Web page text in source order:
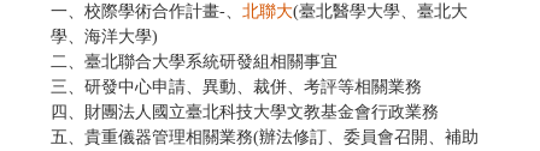
一、 校際學術合作計畫- 北聯大(臺北醫學大學、臺北大
學、海洋大學)
二、 臺北聯合大學系統研發組相關事宜
三、 研發中心申請、異動、裁併、考評等相關業務
四、 財團法人國立臺北科技大學文教基金會行政業務
五
貴重儀器管理相關業務(辦法修訂、委員會召開、 補助